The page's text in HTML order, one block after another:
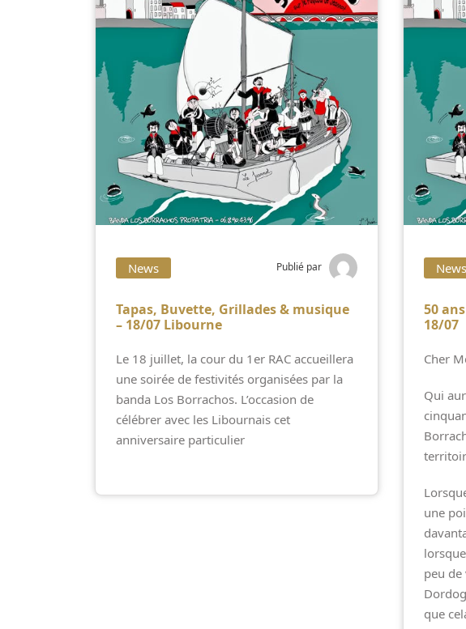
News Publié par
Tapas, Buvette, Grillades & musique
– 18/07 Libourne
Le 18 juillet, la cour du 1er RAC accueillera
une soirée de festivités organisées par la
banda Los Borrachos. L’occasion de
célébrer avec les Libournais cet
anniversaire particulier
News
50
18/07
Cher
Qui
une
peu
que